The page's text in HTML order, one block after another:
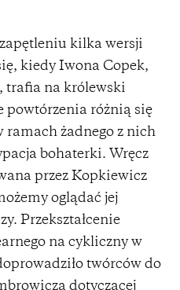
kilka wersji
kiedy Iwona Copek,
trafia na królewski
powtórzenia różnią się
ramach żadnego z nich
bohaterki. Wręcz
przez Kopkiewicz
oglądać jej
Przekształcenie
na cykliczny w
twórców do
dotyczącej